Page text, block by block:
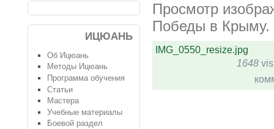
Просмотр
Победы в Крыму.
IMG_0550_resize.jpg
1648
ИЦЮАНЬ
Об Ицюань
Методы Ицюань
Программа обучения
Статьи
Мастера
Учебные материалы
Боевой раздел